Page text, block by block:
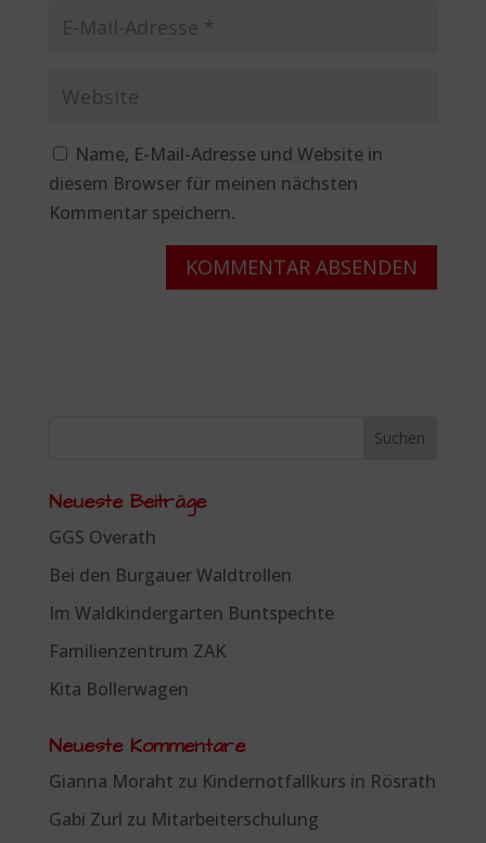
Name, E-Mail-Adresse und Website in
diesem Browser für meinen nächsten
Kommentar speichern.
Neueste Beiträge
GGS Overath
Bei den Burgauer Waldtrollen
Im Waldkindergarten Buntspechte
Familienzentrum ZAK
Kita Bollerwagen
Neueste Kommentare
Gianna Moraht zu Kindernotfallkurs in Rösrath
Gabi Zurl zu Mitarbeiterschulung